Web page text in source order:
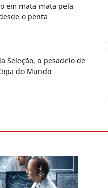
em mata-mata pela
o penta
Seleção, o pesadelo de
do Mundo